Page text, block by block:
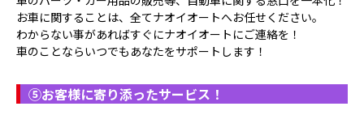
お車に関することは、全てナオイオートへお任せください。
わからない事があればすぐにナオイオートにご連絡を！
車のことならいつでもあなたをサポートします！
⑤お客様に寄り添ったサービス！